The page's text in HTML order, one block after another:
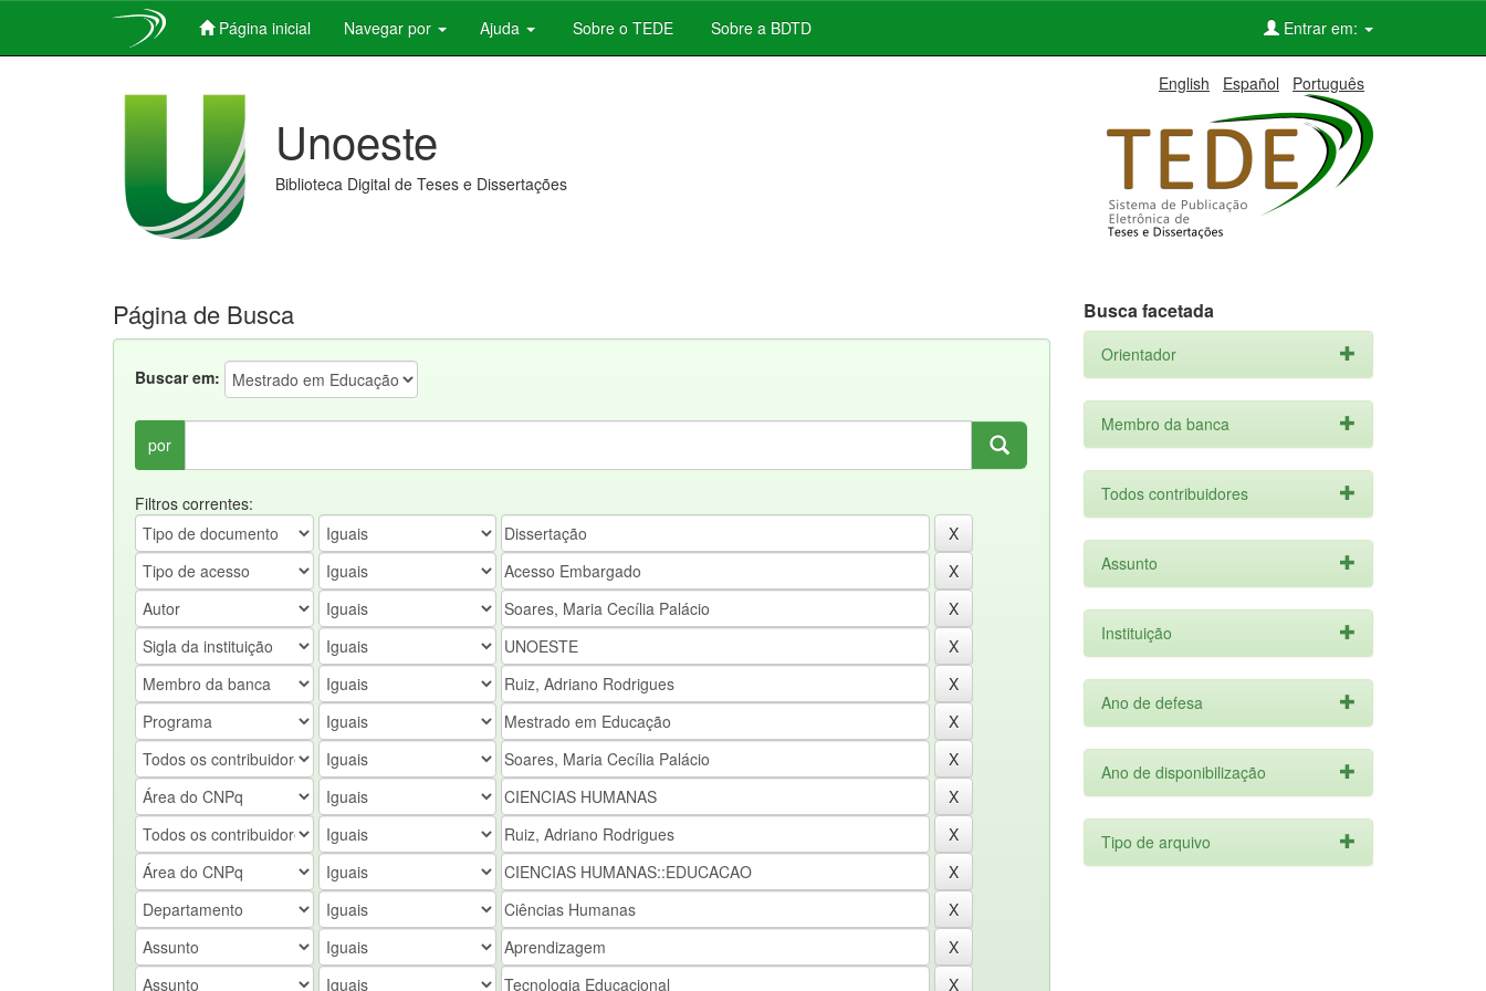
Página inicial Navegar por Ajuda Sobre o TEDE Sobre a BDTD Entrar em:
English Español Português
Unoeste
Biblioteca Digital de Teses e Dissertações
Página de Busca
Buscar em:
por
Filtros correntes:
Busca facetada
Orientador
Membro da banca
Todos contribuidores
Assunto
Instituição
Ano de defesa
Ano de disponibilização
Tipo de arquivo